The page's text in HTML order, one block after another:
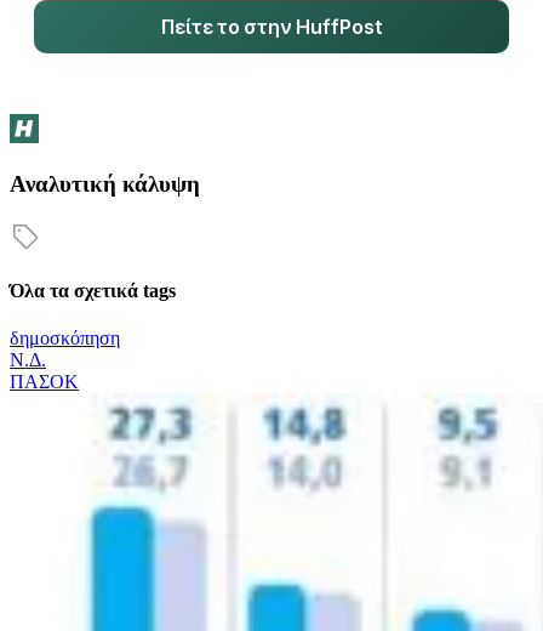
Πείτε το στην HuffPost
Αναλυτική κάλυψη
Όλα τα σχετικά tags
δημοσκόπηση
Ν.Δ.
ΠΑΣΟΚ